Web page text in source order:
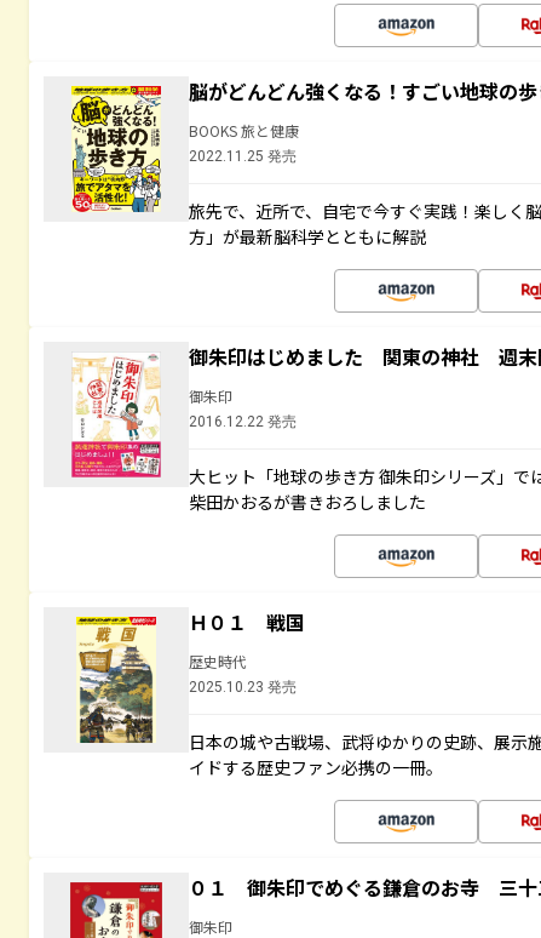
脳がどんどん強くなる！すごい地球の
BOOKS 旅と健康
2022.11.25 発売
旅先で、近所で、自宅で今すぐ実践！楽しく
方」が最新脳科学とともに解説
御朱印はじめました 関東の神社 週末
御朱印
2016.12.22 発売
大ヒット「地球の歩き方 御朱印シリーズ」
柴田かおるが書きおろしました
Ｈ０１ 戦国
歴史時代
2025.10.23 発売
日本の城や古戦場、武将ゆかりの史跡、展示
イドする歴史ファン必携の一冊。
０１ 御朱印でめぐる鎌倉のお寺 三
御朱印